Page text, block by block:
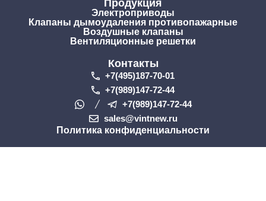
Продукция
Электроприводы
Клапаны дымоудаления противопажарные
Воздушные клапаны
Вентиляционные решетки
Контакты
+7(495)187-70-01
+7(989)147-72-44
+7(989)147-72-44
sales@vintnew.ru
Политика конфиденциальности